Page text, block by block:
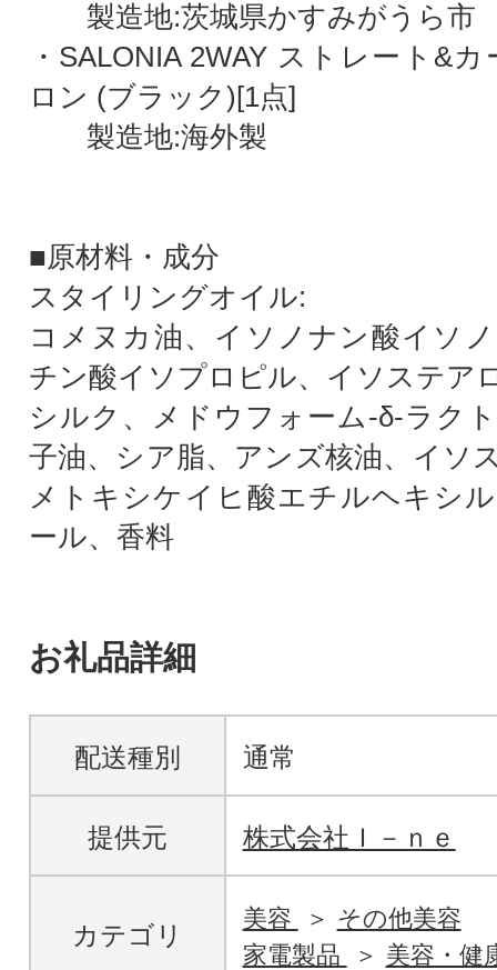
製造地:茨城県かすみがうら市
・SALONIA 2WAY ストレート&
ロン (ブラック)[1点]
製造地:海外製
■原材料・成分
スタイリングオイル:
コメヌカ油、イソノナン酸イソ
チン酸イソプロピル、イソステア
シルク、メドウフォーム-δ-ラク
子油、シア脂、アンズ核油、イソ
メトキシケイヒ酸エチルヘキシ
ール、香料
お礼品詳細
配送種別 通常
提供元 株式会社Ｉ－ｎｅ
カテゴリ
美容
その他美容
家電製品
美容・健